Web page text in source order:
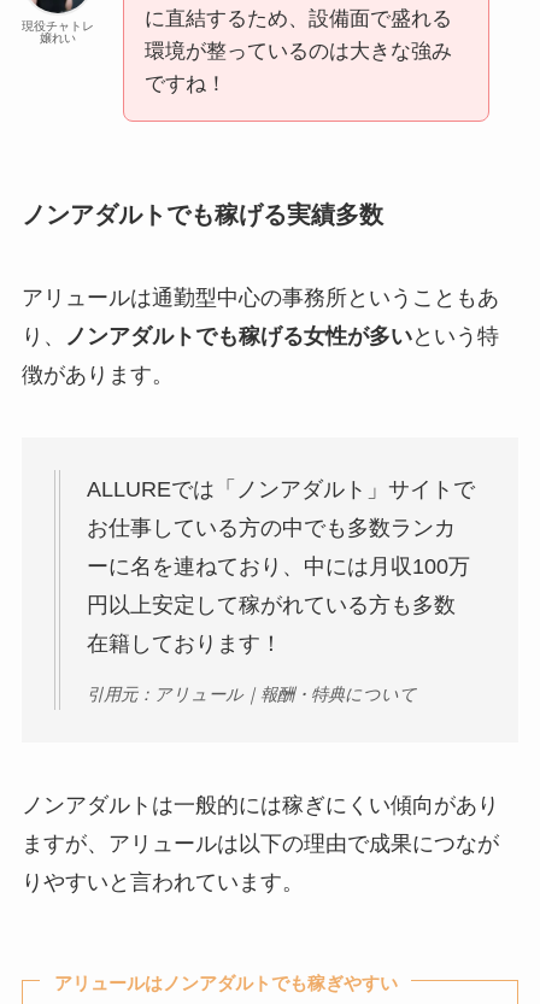
現役チャトレ
嬢れい
に直結するため、設備面で盛れる
環境が整っているのは大きな強み
ですね！
ノンアダルトでも稼げる実績多数
アリュールは通勤型中心の事務所ということもあ
り、
ノンアダルトでも稼げる女性が多いという特
徴があります。
ALLUREでは「ノンアダルト」サイトで
お仕事している方の中でも多数ランカ
ーに名を連ねており、中には月収100万
円以上安定して稼がれている方も多数
在籍しております！
引用元：アリュール｜報酬・特典について
ノンアダルトは一般的には稼ぎにくい傾向があり
ますが、アリュールは以下の理由で成果につなが
りやすいと言われています。
アリュールはノンアダルトでも稼ぎやすい